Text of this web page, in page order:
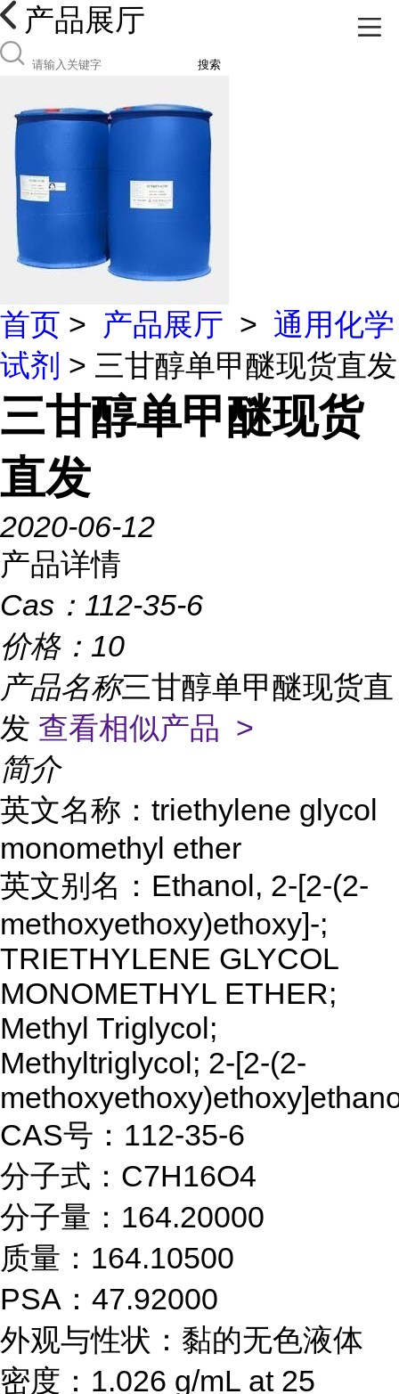
产品展厅
搜索
首页 > 产品展厅 > 通用化学
试剂 > 三甘醇单甲醚现货直发
三甘醇单甲醚现货
直发
2020-06-12
产品详情
Cas： 112-35-6
价格： 10
产品名称三甘醇单甲醚现货直
发 查看相似产品 >
简介
英文名称：triethylene glycol
monomethyl ether
英文别名：Ethanol, 2-[2-(2-
methoxyethoxy)ethoxy]-;
TRIETHYLENE GLYCOL
MONOMETHYL ETHER;
Methyl Triglycol;
Methyltriglycol; 2-[2-(2-
CAS号：112-35-6
分子式：C7H16O4
分子量：164.20000
质量：164.10500
PSA：47.92000
外观与性状：黏的无色液体
密度：1.026 g/mL at 25